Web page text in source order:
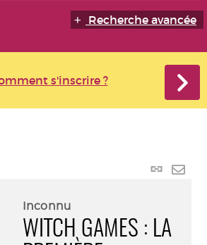
Recherche avancée
s'inscrire ?
Lien
Inconnu
WITCH GAMES : LA